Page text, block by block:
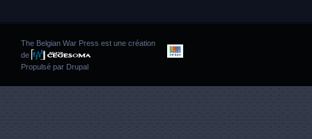
The Belgian War Press est une création
de
Propulsé par Drupal